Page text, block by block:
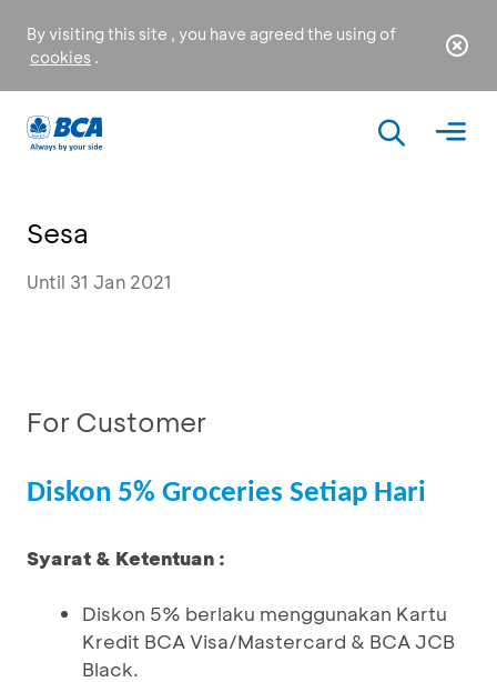
By visiting this site , you have agreed the using of
cookies .
Sesa
Until 31 Jan 2021
For Customer
Diskon 5% Groceries Setiap Hari
Syarat & Ketentuan :
Diskon 5% berlaku menggunakan Kartu
Kredit BCA Visa/Mastercard & BCA JCB
Black.